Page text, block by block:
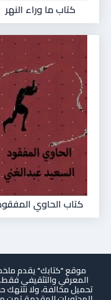
كتاب ما وراء النهر
كتاب الحاوي
موقع "كتابك" يقدم
المعرفي والتثقيفي
تحميل مخالفة، ولا